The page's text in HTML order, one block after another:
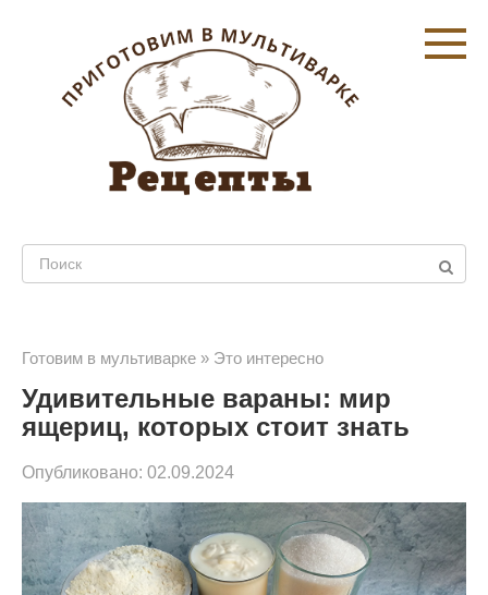
контенту
Поиск:
Готовим в мультиварке » Это интересно
Удивительные вараны: мир
ящериц, которых стоит знать
Опубликовано: 02.09.2024